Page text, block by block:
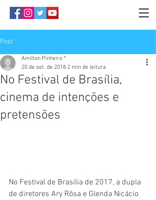
Post
No Festival de Brasília,
cinema de intenções e
pretensões
Amilton Pinheiro *
20 de set. de 2018 2 min de leitura
No Festival de Brasília de 2017, a dupla
de diretores Ary Rôsa e Glenda Nicácio